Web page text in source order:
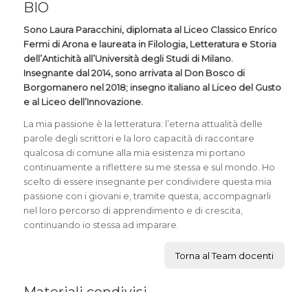
BIO
Sono Laura Paracchini, diplomata al Liceo Classico Enrico
Fermi di Arona e laureata in Filologia, Letteratura e Storia
dell’Antichità all’Università degli Studi di Milano.
Insegnante dal 2014, sono arrivata al Don Bosco di
Borgomanero nel 2018; insegno italiano al Liceo del Gusto
e al Liceo dell’Innovazione.
La mia passione è la letteratura: l’eterna attualità delle
parole degli scrittori e la loro capacità di raccontare
qualcosa di comune alla mia esistenza mi portano
continuamente a riflettere su me stessa e sul mondo. Ho
scelto di essere insegnante per condividere questa mia
passione con i giovani e, tramite questa, accompagnarli
nel loro percorso di apprendimento e di crescita,
continuando io stessa ad imparare.
Torna al Team docenti